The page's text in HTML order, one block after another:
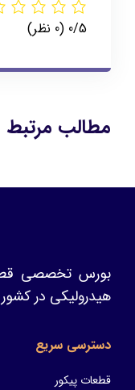
‫0/5 ‫(0 نظر)
مطالب مرتبط
بورس تخصصی
هیدرولیکی در کشور
دسترسی سریع
قطعات پیکور